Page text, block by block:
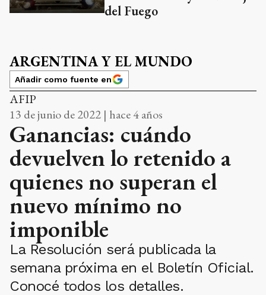
del Fuego
ARGENTINA Y EL MUNDO
Añadir como fuente en
AFIP
13 de junio de 2022 | hace 4 años
Ganancias: cuándo
devuelven lo retenido a
quienes no superan el
nuevo mínimo no
imponible
La Resolución será publicada la
semana próxima en el Boletín Oficial.
Conocé todos los detalles.